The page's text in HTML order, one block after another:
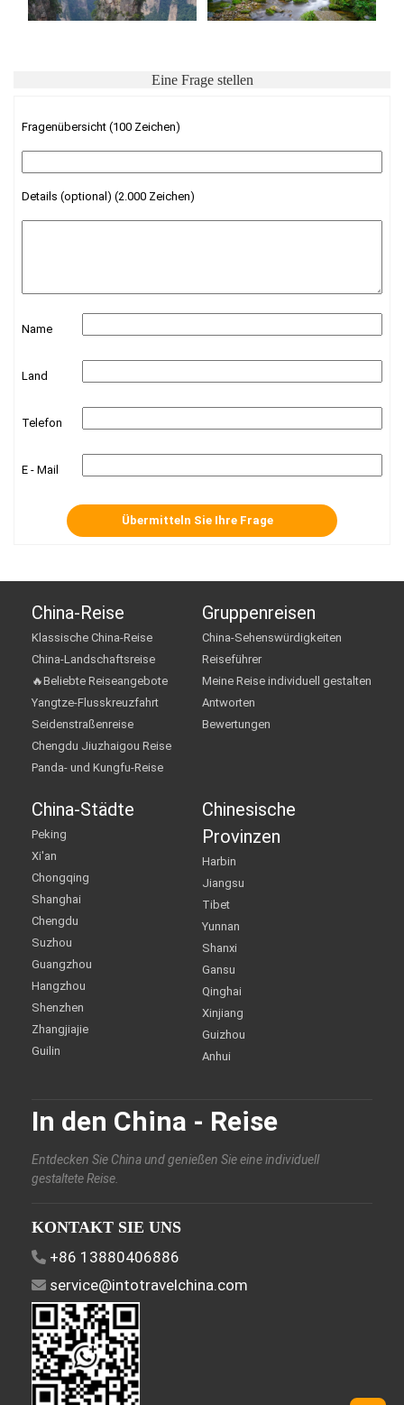
Eine Frage stellen
Fragenübersicht (100 Zeichen)
Details (optional) (2.000 Zeichen)
Name
Land
Telefon
E - Mail
China-Reise
Klassische China-Reise
China-Landschaftsreise
🔥Beliebte Reiseangebote
Yangtze-Flusskreuzfahrt
Seidenstraßenreise
Chengdu Jiuzhaigou Reise
Panda- und Kungfu-Reise
Gruppenreisen
China-Sehenswürdigkeiten
Reiseführer
Meine Reise individuell gestalten
Antworten
Bewertungen
China-Städte
Peking
Xi'an
Chongqing
Shanghai
Chengdu
Suzhou
Guangzhou
Hangzhou
Shenzhen
Zhangjiajie
Guilin
Chinesische
Provinzen
Harbin
Jiangsu
Tibet
Yunnan
Shanxi
Gansu
Qinghai
Xinjiang
Guizhou
Anhui
In den China - Reise
Entdecken Sie China und genießen Sie eine individuell
gestaltete Reise.
KONTAKT SIE UNS
+86 13880406886
service@intotravelchina.com